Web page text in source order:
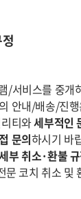
/서비스를 중개
안내/배송/진
리티와세부적인
문의하시기 바
부 취소·환불
문 코치 취소 및